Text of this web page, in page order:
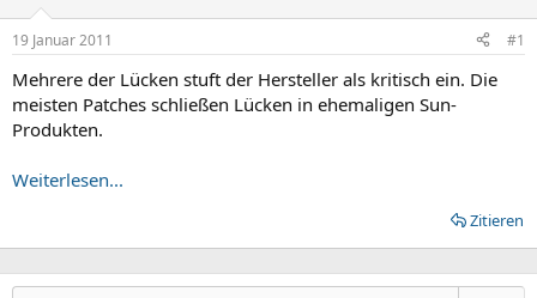
e
r
t
a
19 Januar 2011 #1
Mehrere der Lücken stuft der Hersteller als kritisch ein. Die
meisten Patches schließen Lücken in ehemaligen Sun-
Produkten.
Weiterlesen...
Zitieren